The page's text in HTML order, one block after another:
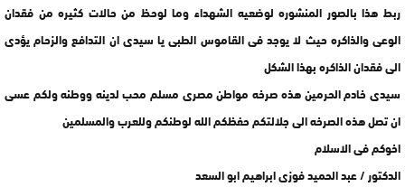
ربط هذا بالصور المنشوره لوضعيه الشهداء وما لوحظ من حالات كثيره من فقدان
الوعى والذاكره حيث لا يوجد فى القاموس الطبى يا سيدى ان التدافع والزحام يؤدى
الى فقدان الذاكره بهذا الشكل
سيدى خادم الحرمين هذه صرخه مواطن مصرى مسلم محب لدينه ووطنه ولكم عسى
ان تصل هذه الصرخه الى جلالتكم حفظكم الله لوطنكم وللعرب والمسلمين
اخوكم فى الاسلام
الدكتور / عبد الحميد فوزى ابراهيم ابو السعد